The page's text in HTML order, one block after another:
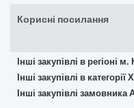
Корисні посилання
Інші закупівлі в регіоні м.
Інші закупівлі в
Інші закупівлі